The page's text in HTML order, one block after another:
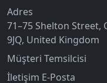
Adres
71–75 Shelton Street,
9JQ, United Kingdom
Müşteri Temsilcisi
İletişim E-Posta